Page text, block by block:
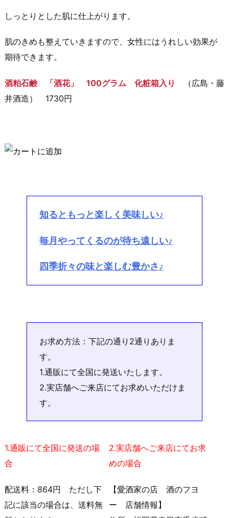
しっとりとした肌に仕上がります。
肌のきめも整えていきますので、女性にはうれしい効果が
期待できます。
酒粕石鹸 「酒花」 100グラム 化粧箱入り
（広島・藤
井酒造） 1730円
知るともっと楽しく美味しい♪
毎月やってくるのが待ち遠しい♪
四季折々の味と楽しむ豊かさ♪
お求め方法：下記の通り2通りありま
す。
1.通販にて全国に発送いたします。
2.実店舗へご来店にてお求めいただけま
す。
1.通販にて全国に発送の場
合
配送料：864円 ただし下
記に該当の場合は、送料無
2.実店舗へご来店にてお求
めの場合
【愛酒家の店 酒のフヨ
ー 店舗情報】